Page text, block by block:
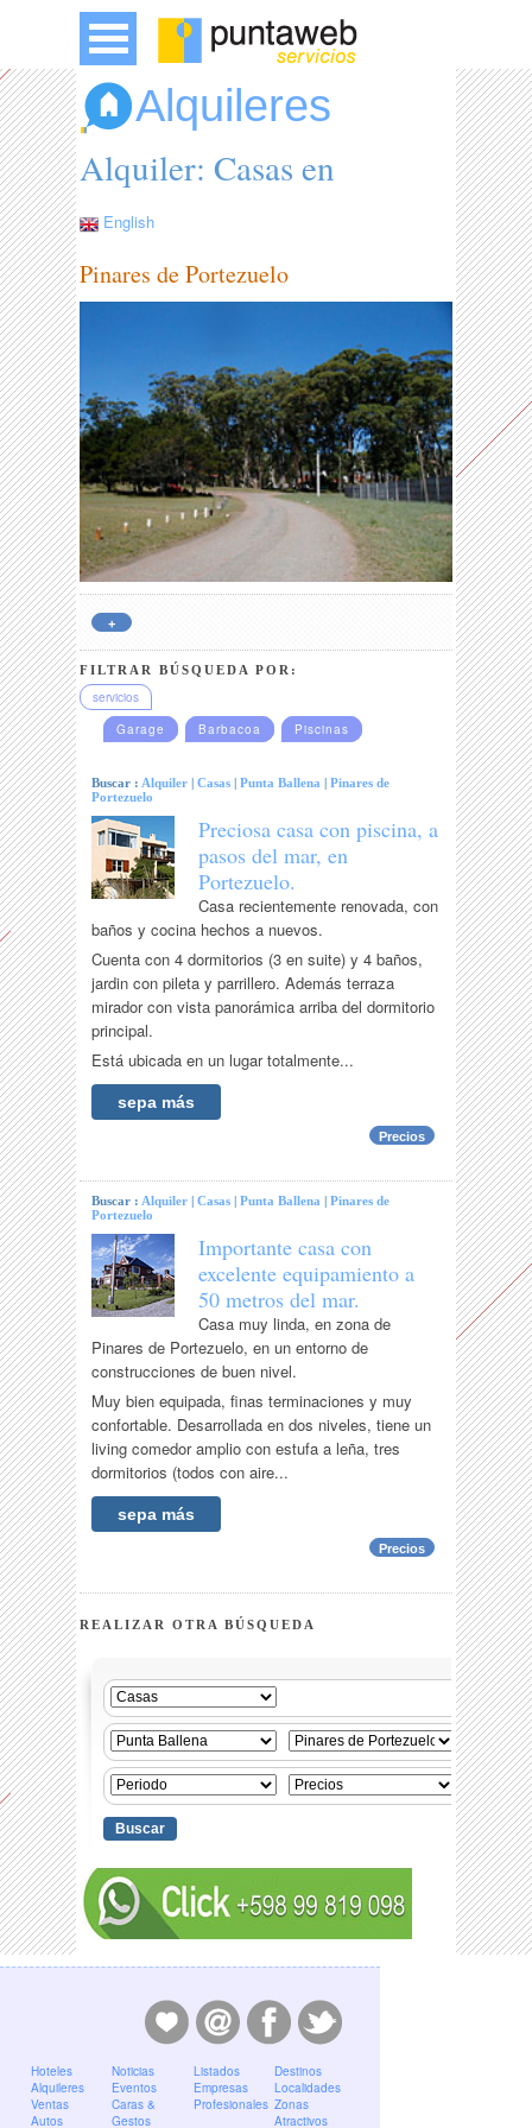
Alquileres
Alquiler: Casas en
English
Pinares de Portezuelo
+
FILTRAR BÚSQUEDA POR:
servicios
Garage
Barbacoa Piscinas
Buscar : Alquiler |Casas |Punta Ballena |Pinares de
Portezuelo
Preciosa casa con piscina, a
pasos del mar, en
Portezuelo.
Casa recientemente renovada, con
baños y cocina hechos a nuevos.
Cuenta con 4 dormitorios (3 en suite) y 4 baños,
jardin con pileta y parrillero. Además terraza
mirador con vista panorámica arriba del dormitorio
principal.
Está ubicada en un lugar totalmente...
sepa más
Precios
Buscar : Alquiler |Casas |Punta Ballena |Pinares de
Portezuelo
Importante casa con
excelente equipamiento a
50 metros del mar.
Casa muy linda, en zona de
Pinares de Portezuelo, en un entorno de
construcciones de buen nivel.
Muy bien equipada, finas terminaciones y muy
confortable. Desarrollada en dos niveles, tiene un
living comedor amplio con estufa a leña, tres
dormitorios (todos con aire...
sepa más
Precios
REALIZAR OTRA BÚSQUEDA
Hoteles
Alquileres
Ventas
Autos
Noticias
Eventos
Caras &
Gestos
Listados
Empresas
Profesionales
Destinos
Localidades
Zonas
Atractivos